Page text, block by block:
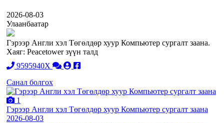
2026-08-03
Улаанбаатар
Гэрээр Англи хэл Төгөлдөр хуур Компьютер сургалт заана.
Хаяг: Peacetower зүүн талд
9595940X
Санал болгох
1
Гэрээр Англи хэл Төгөлдөр хуур Компьютер сургалт заана
2026-08-03